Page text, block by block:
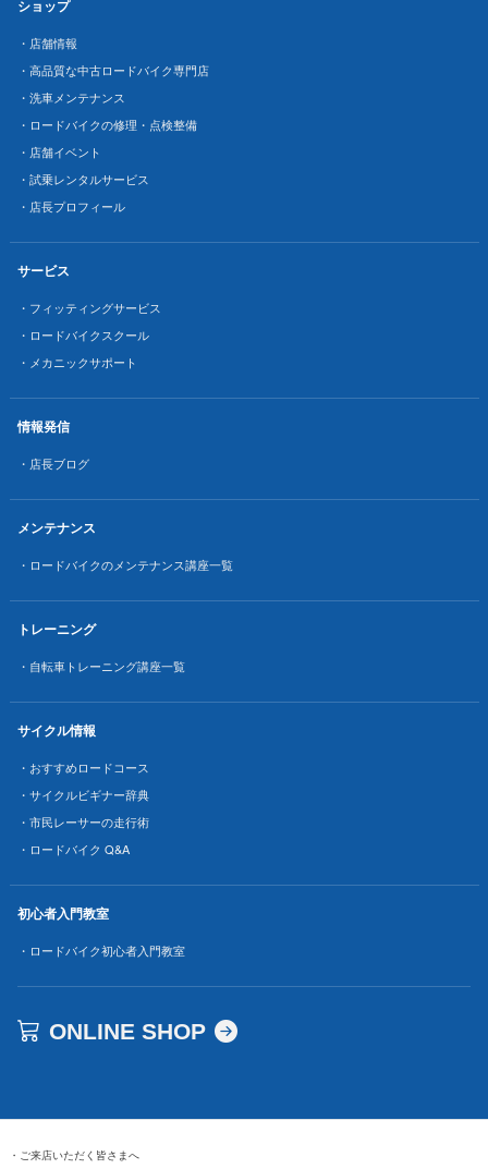
ショップ
・店舗情報
・高品質な中古ロードバイク専門店
・洗車メンテナンス
・ロードバイクの修理・点検整備
・店舗イベント
・試乗レンタルサービス
・店長プロフィール
サービス
・フィッティングサービス
・ロードバイクスクール
・メカニックサポート
情報発信
・店長ブログ
メンテナンス
・ロードバイクのメンテナンス講座一覧
トレーニング
・自転車トレーニング講座一覧
サイクル情報
・おすすめロードコース
・サイクルビギナー辞典
・市民レーサーの走行術
・ロードバイク Q&A
初心者入門教室
・ロードバイク初心者入門教室
ONLINE SHOP
・ ご来店いただく皆さまへ